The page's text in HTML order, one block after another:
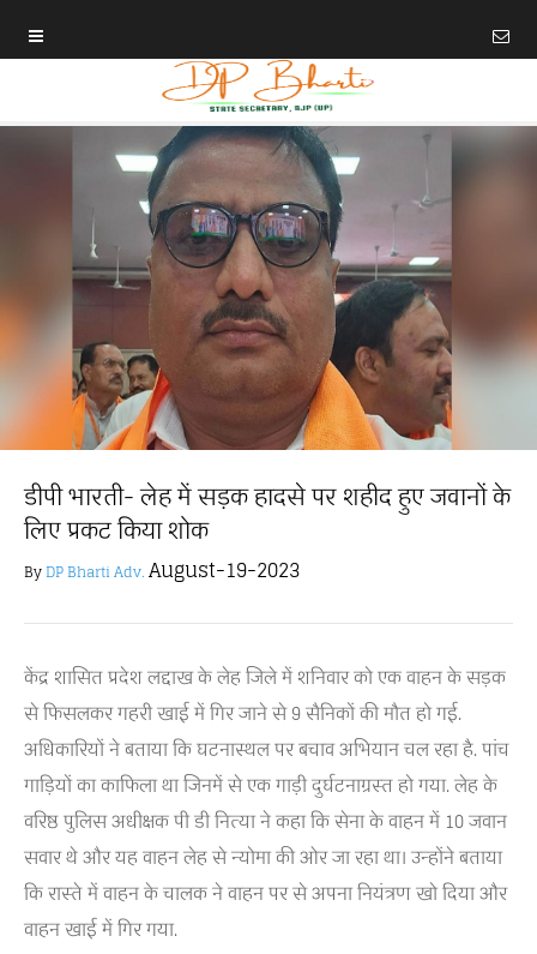
डीपी भारती- लेह में सड़क हादसे पर शहीद हुए जवानों के
लिए प्रकट किया शोक
ByDP Bharti Adv.August-19-2023
केंद्र शासित प्रदेश लद्दाख के लेह जिले में शनिवार को एक वाहन के सड़क
से फिसलकर गहरी खाई में गिर जाने से 9 सैनिकों की मौत हो गई.
अधिकारियों ने बताया कि घटनास्थल पर बचाव अभियान चल रहा है. पांच
गाड़ियों का काफिला था जिनमें से एक गाड़ी दुर्घटनाग्रस्त हो गया. लेह के
वरिष्ठ पुलिस अधीक्षक पी डी नित्या ने कहा कि सेना के वाहन में 10 जवान
सवार थे और यह वाहन लेह से न्योमा की ओर जा रहा था। उन्होंने बताया
कि रास्ते में वाहन के चालक ने वाहन पर से अपना नियंत्रण खो दिया और
वाहन खाई में गिर गया.